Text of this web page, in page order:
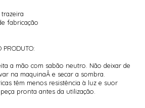
fabricação
PRODUTO:
a mão com sabão neutro. Não deixar de
na maquinaÂ e secar a sombra.
têm menos resistência à luz e suor
pronta antes da utilização.